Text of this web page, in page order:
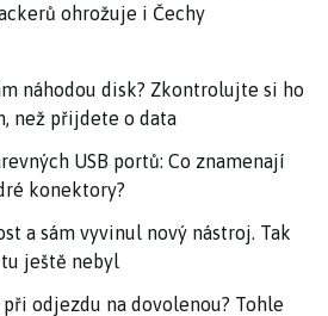
ohrožuje i Čechy
náhodou disk? Zkontrolujte si ho
než přijdete o data
USB portů: Co znamenají
konektory?
a sám vyvinul nový nástroj. Tak
ještě nebyl
odjezdu na dovolenou? Tohle